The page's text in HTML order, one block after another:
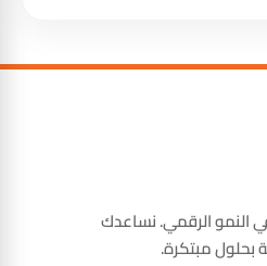
النمو الرقمي. نساعدك
بحلول مبتكرة.